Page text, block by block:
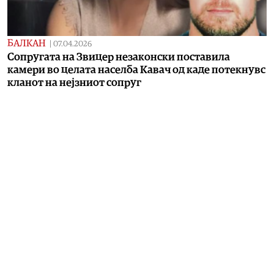
БАЛКАН 07.04.2026
Сопругата на Звицер незаконски поставила
камери во целата населба Кавач од каде потекнувс
кланот на нејзниот сопруг